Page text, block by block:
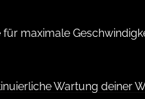
maximale
Wartung deiner